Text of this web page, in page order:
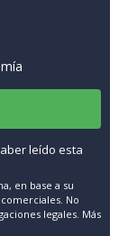
leído esta
en base a su
No
legales. Más